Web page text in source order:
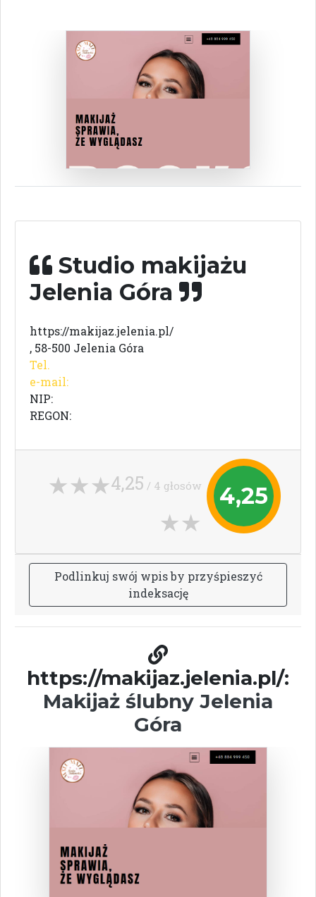
Studio makijażu
Jelenia Góra
https://makijaz.jelenia.pl/
, 58-500 Jelenia Góra
Tel.
e-mail:
NIP:
REGON:
4,25
4,25 / 4 głosów
Podlinkuj swój wpisby przyśpieszyć
indeksację
https://makijaz.jelenia.pl/:
Makijaż ślubny Jelenia
Góra